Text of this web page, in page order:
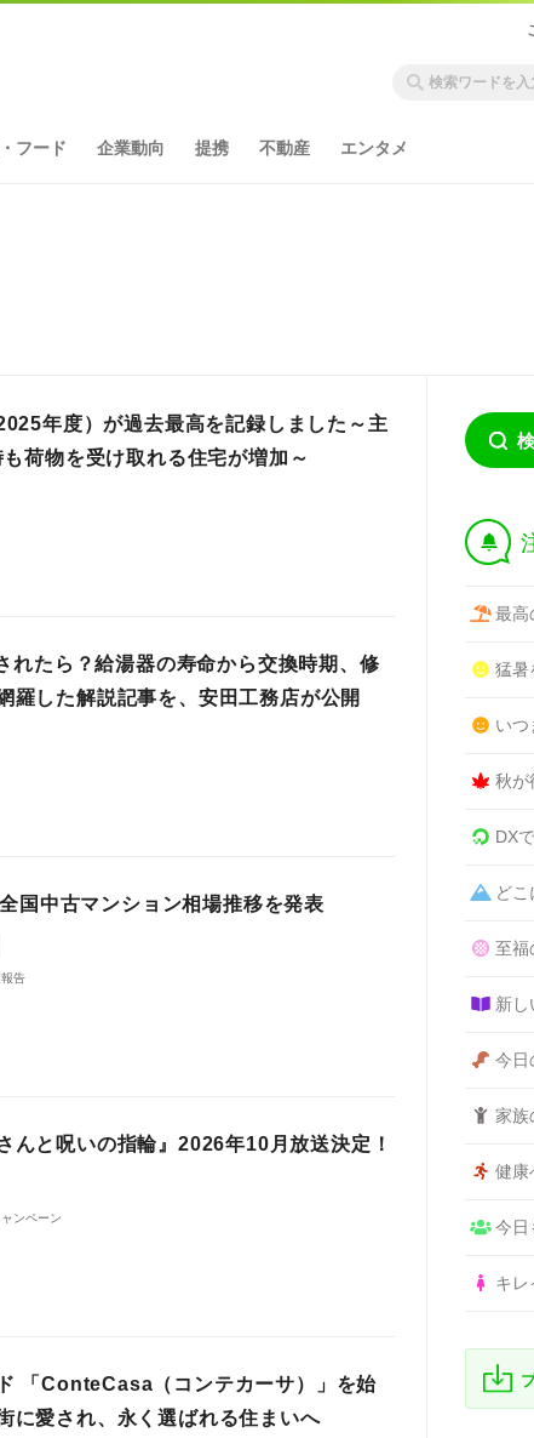
フード 企業動向 提携 不動産 エンタメ
年度）が過去最高を記録しました～主
荷物を受け取れる住宅が増加～
れたら？給湯器の寿命から交換時期、修
羅した解説記事を、安田工務店が公開
国中古マンション相場推移を発表
告
んと呪いの指輪』2026年10月放送決定！
ャンペーン
「ConteCasa（コンテカーサ）」を始
愛され、永く選ばれる住まいへ
†
最高
猛暑
いつ
秋が
DX
どこ
至福
新し
今日
家族
健康
今日
キレ